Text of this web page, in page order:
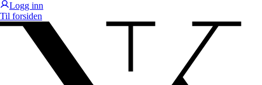
Logg inn
Til forsiden